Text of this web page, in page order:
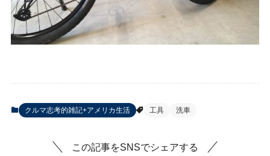
クルマ志考的雑記+アメリカ生活 工具 洗車
この記事をSNSでシェアする